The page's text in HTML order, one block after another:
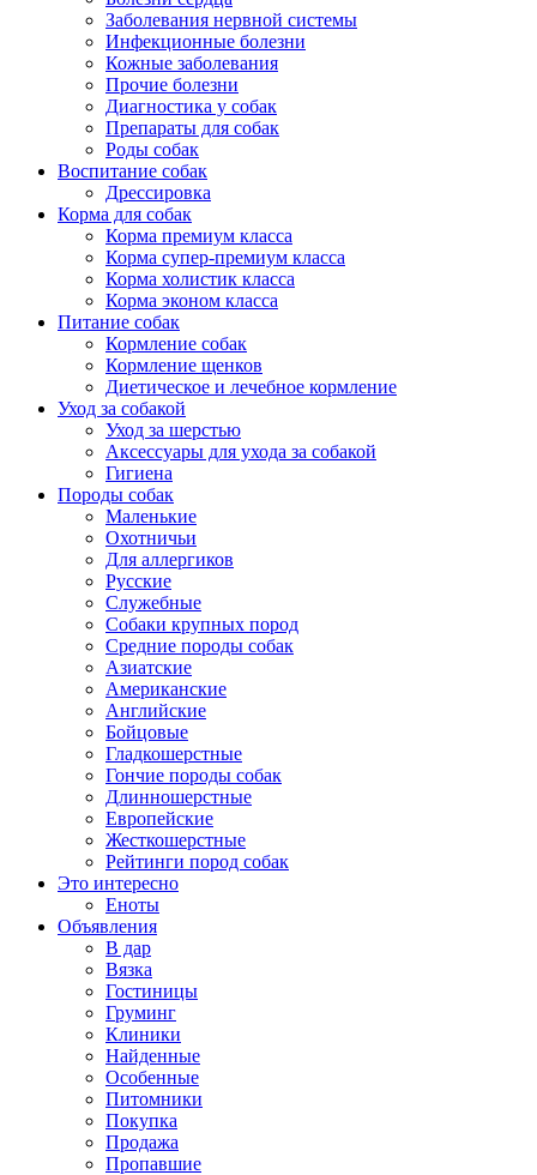
Заболевания нервной системы
Инфекционные болезни
Кожные заболевания
Прочие болезни
Диагностика у собак
Препараты для собак
Роды собак
Воспитание собак
Дрессировка
Корма для собак
Корма премиум класса
Корма супер-премиум класса
Корма холистик класса
Корма эконом класса
Питание собак
Кормление собак
Кормление щенков
Диетическое и лечебное кормление
Уход за собакой
Уход за шерстью
Аксессуары для ухода за собакой
Гигиена
Породы собак
Маленькие
Охотничьи
Для аллергиков
Русские
Служебные
Собаки крупных пород
Средние породы собак
Азиатские
Американские
Английские
Бойцовые
Гладкошерстные
Гончие породы собак
Длинношерстные
Европейские
Жесткошерстные
Рейтинги пород собак
Это интересно
Еноты
Объявления
В дар
Вязка
Гостиницы
Груминг
Клиники
Найденные
Особенные
Питомники
Покупка
Продажа
Пропавшие